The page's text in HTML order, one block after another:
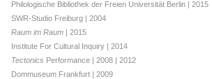
Philologische Bibliothek der Freien Universität Berlin | 2015
SWR-Studio Freiburg | 2004
Raum im Raum | 2015
Institute For Cultural Inquiry | 2014
Tectonics Performance | 2008 | 2012
Dommuseum Frankfurt | 2009